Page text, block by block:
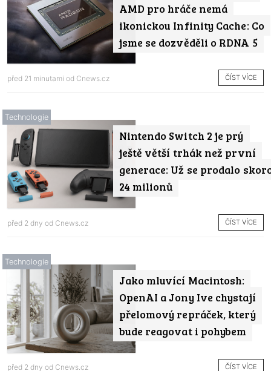
AMD pro hráče nemá
ikonickou Infinity Cache: Co
jsme se dozvěděli o RDNA 5
před 21 minutami od Cnews.cz ČÍST VÍCE
Nintendo Switch 2 je prý
ještě větší trhák než první
generace: Už se prodalo
24 milionů
Technologie
před 2 dny od Cnews.cz ČÍST VÍCE
Jako mluvící Macintosh:
OpenAI a Jony Ive chystají
přelomový repráček, který
bude reagovat i pohybem
Technologie
před 2 dny od Cnews.cz ČÍST VÍCE